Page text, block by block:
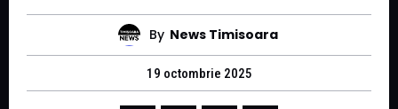
By News Timisoara
19 octombrie 2025